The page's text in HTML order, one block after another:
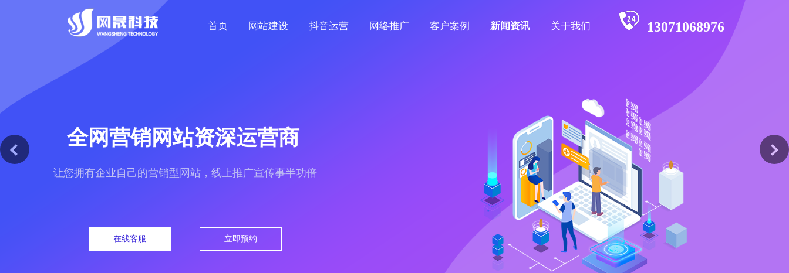
首页 网站建设 抖音运营 网络推广 客户案例 新闻资讯 关于我们
全网营销网站资深运营商
让您拥有企业自己的营销型网站，线上推广宣传事半功倍
在线客服 立即预约
13071068976